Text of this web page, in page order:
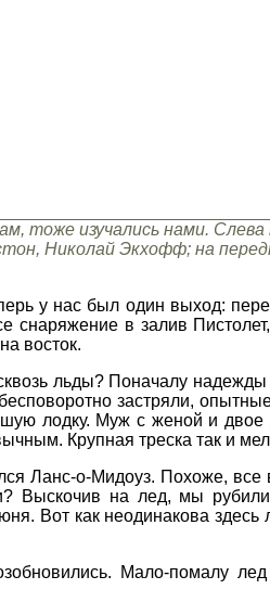
тоже изучались нами. Слева
Николай Экхофф; на
у нас был один выход:
снаряжение в залив
восток.
льды? Поначалу
застряли,
лодку. Муж с женой и
Крупная треска так и
Ланс-о-Мидоуз. Похоже,
Выскочив на лед, мы
Вот как неодинакова
Мало-помалу